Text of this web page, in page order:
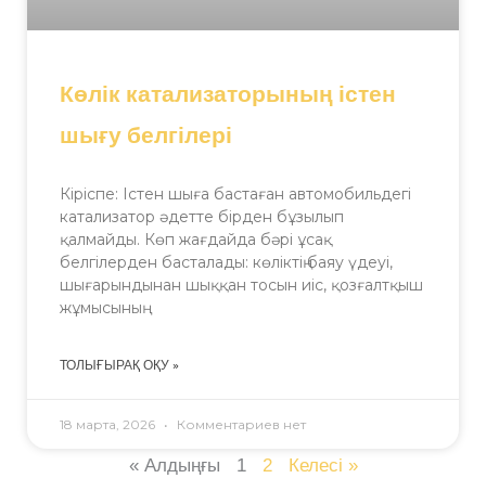
Көлік катализаторының істен
шығу белгілері
Кіріспе: Істен шыға бастаған автомобильдегі
катализатор әдетте бірден бұзылып
қалмайды. Көп жағдайда бәрі ұсақ
белгілерден басталады: көліктің баяу үдеуі,
шығарындынан шыққан тосын иіс, қозғалтқыш
жұмысының
ТОЛЫҒЫРАҚ ОҚУ »
18 марта, 2026 Комментариев нет
« Алдыңғы 1 2 Келесі »